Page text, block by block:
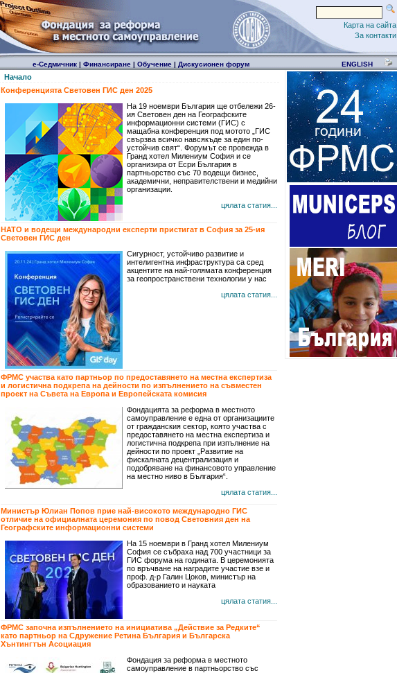
Карта на сайта
За контакти
е-Седмичник| Финансиране| Обучение| Дискусионен форум ENGLISH
Начало
Конференцията Световен ГИС ден 2025
На 19 ноември България ще отбележи 26-
ия Световен ден на Географските
информационни системи (ГИС) с
мащабна конференция под мотото „ГИС
свързва всичко навсякъде за един по-
устойчив свят“. Форумът се провежда в
Гранд хотел Милениум София и се
организира от Есри България в
партньорство със 70 водещи бизнес,
академични, неправителствени и медийни
организации.
цялата статия...
НАТО и водещи международни експерти пристигат в София за 25-ия
Световен ГИС ден
Сигурност, устойчиво развитие и
интелигентна инфраструктура са сред
акцентите на най-голямата конференция
за геопространствени технологии у нас
цялата статия...
ФРМС участва като партньор по предоставянето на местна експертиза
и логистична подкрепа на дейности по изпълнението на съвместен
проект на Съвета на Европа и Европейската комисия
Фондацията за реформа в местното
самоуправление е една от организациите
от гражданския сектор, която участва с
предоставянето на местна експертиза и
логистична подкрепа при изпълнение на
дейности по проект „Развитие на
фискалната децентрализация и
подобряване на финансовото управление
на местно ниво в България“.
цялата статия...
Министър Юлиан Попов прие най-високото международно ГИС
отличие на официалната церемония по повод Световния ден на
Географските информационни системи
На 15 ноември в Гранд хотел Милениум
София се събраха над 700 участници за
ГИС форума на годината. В церемонията
по връчване на наградите участие взе и
проф. д-р Галин Цоков, министър на
образованието и науката
цялата статия...
ФРМС започна изпълнението на инициатива „Действие за Редките“
като партньор на Сдружение Ретина България и Българска
Хънтингтън Асоциация
Фондация за реформа в местното
самоуправление в партньорство със